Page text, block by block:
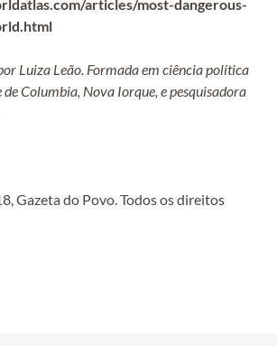
articles/most-dangerous-
Luiza Leão. Formada em ciência política
Columbia, Nova Iorque, e pesquisadora
Gazeta do Povo. Todos os direitos